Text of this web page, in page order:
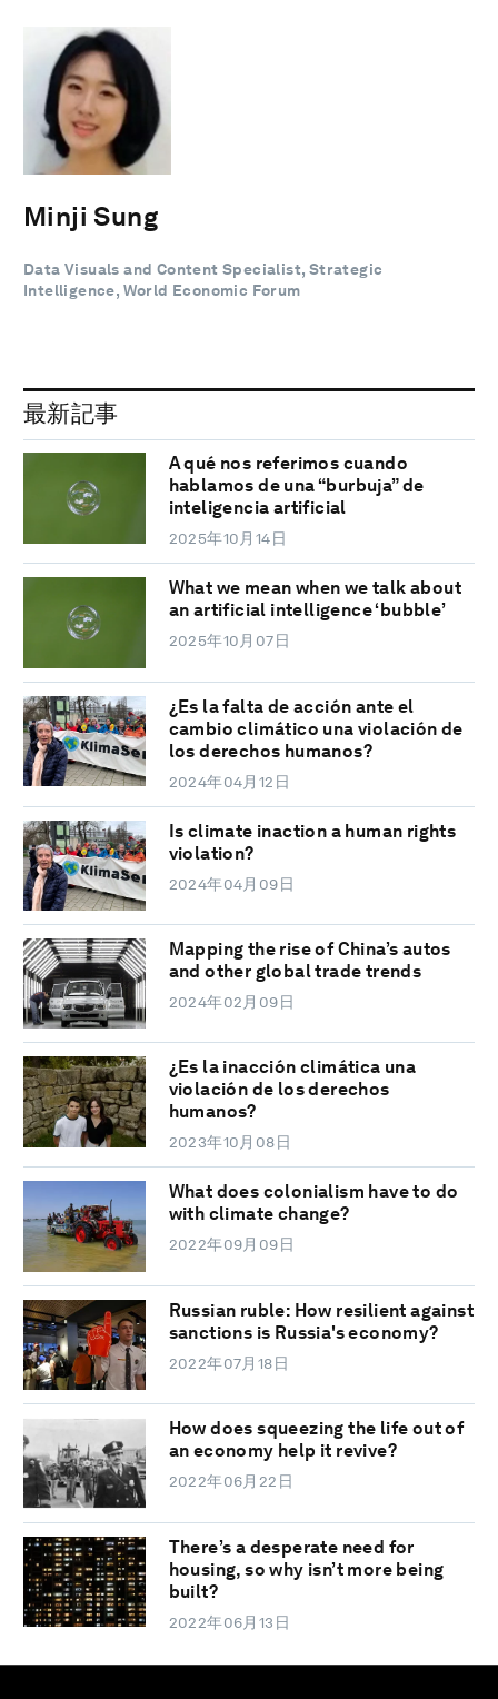
Minji Sung
Data Visuals and Content Specialist, Strategic
Intelligence, World Economic Forum
最新記事
A qué nos referimos cuando
hablamos de una “burbuja” de
inteligencia artificial
2025年10月14日
What we mean when we talk about
an artificial intelligence ‘bubble’
2025年10月07日
¿Es la falta de acción ante el
cambio climático una violación de
los derechos humanos?
2024年04月12日
Is climate inaction a human rights
violation?
2024年04月09日
Mapping the rise of China’s autos
and other global trade trends
2024年02月09日
¿Es la inacción climática una
violación de los derechos
humanos?
2023年10月08日
What does colonialism have to do
with climate change?
2022年09月09日
Russian ruble: How resilient against
sanctions is Russia's economy?
2022年07月18日
How does squeezing the life out of
an economy help it revive?
2022年06月22日
There’s a desperate need for
housing, so why isn’t more being
built?
2022年06月13日